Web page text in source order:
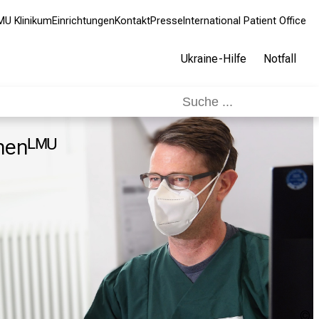
KlinikumEinrichtungenKontaktPresse International Patient Office
Ukraine-Hilfe Notfall